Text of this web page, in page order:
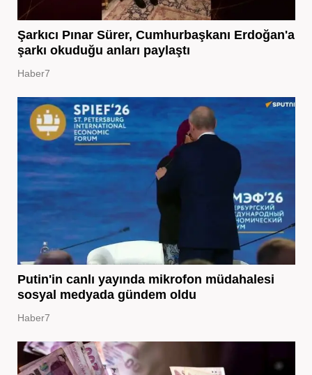
Şarkıcı Pınar Sürer, Cumhurbaşkanı Erdoğan'a
şarkı okuduğu anları paylaştı
Haber7
Putin'in canlı yayında mikrofon müdahalesi
sosyal medyada gündem oldu
Haber7